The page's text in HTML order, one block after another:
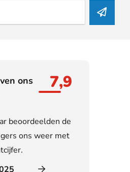
ons
7,9
beoordeelden de
ons weer met